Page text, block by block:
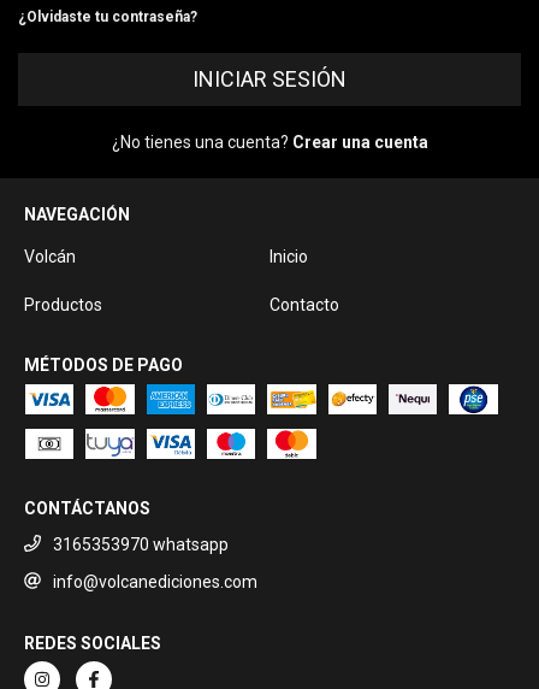
¿Olvidaste tu contraseña?
¿No tienes una cuenta? Crear una cuenta
NAVEGACIÓN
Volcán Inicio
Productos Contacto
MÉTODOS DE PAGO
CONTÁCTANOS
3165353970 whatsapp
info@volcanediciones.com
REDES SOCIALES